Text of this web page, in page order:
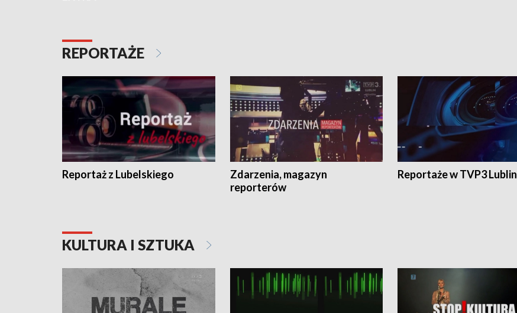
REPORTAŻE
Reportaż z Lubelskiego
Zdarzenia, magazyn
reporterów
Reportaże w TVP3 Lublin
KULTURA I SZTUKA